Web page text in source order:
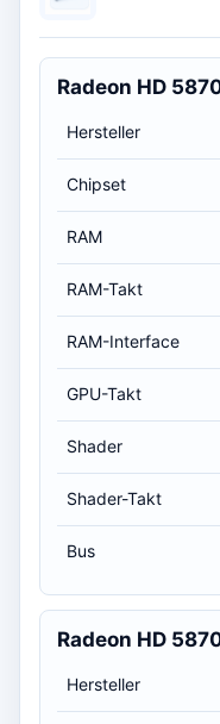
Radeon HD
Hersteller
Chipset
RAM
RAM-Takt
RAM-Interface
GPU-Takt
Shader
Shader-Takt
Bus
Radeon HD
Hersteller